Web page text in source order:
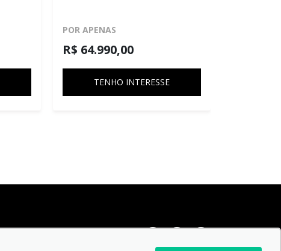
POR APENAS
R$ 64.990,00
TENHO INTERESSE